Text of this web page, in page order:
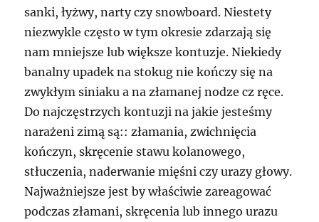
sanki, łyżwy, narty czy snowboard. Niestety
niezwykle często w tym okresie zdarzają się
nam mniejsze lub większe kontuzje. Niekiedy
banalny upadek na stokug nie kończy się na
zwykłym siniaku a na złamanej nodze cz ręce.
Do najczęstrzych kontuzji na jakie jesteśmy
narażeni zimą są:: złamania, zwichnięcia
kończyn, skręcenie stawu kolanowego,
stłuczenia, naderwanie mięśni czy urazy głowy.
Najważniejsze jest by właściwie zareagować
podczas złamani, skręcenia lub innego urazu